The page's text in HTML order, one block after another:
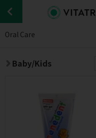
Oral Care
Baby/Kids